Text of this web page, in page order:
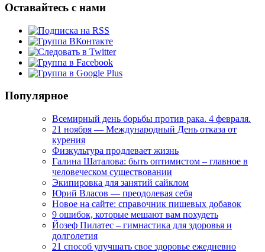
Оставайтесь с нами
Популярное
Всемирный день борьбы против рака. 4 февраля.
21 ноября — Международный День отказа от
курения
Физкультура продлевает жизнь
Галина Шаталова: быть оптимистом – главное в
человеческом существовании
Экипировка для занятий сайклом
Юрий Власов — преодолевая себя
Новое на сайте: справочник пищевых добавок
9 ошибок, которые мешают вам похудеть
Йозеф Пилатес – гимнастика для здоровья и
долголетия
21 способ улучшать свое здоровье ежедневно